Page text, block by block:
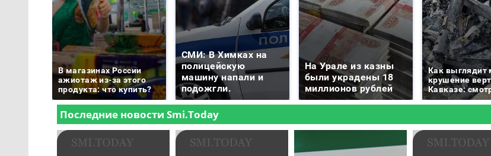
В магазинах России
ажиотаж из-за этого
продукта: что купить?
СМИ: В Химках на
полицейскую
машину напали и
подожгли.
На Урале из казны
были украдены 18
миллионов рублей
Как выглядит
крушение
Кавказе: